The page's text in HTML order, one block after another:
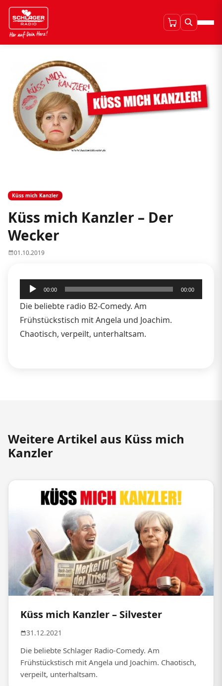
Küss mich Kanzler
Küss mich Kanzler – Der
Wecker
01.10.2019
Audio-
Player
00:00 00:00
Die beliebte radio B2-Comedy. Am
Frühstückstisch mit Angela und Joachim.
Chaotisch, verpeilt, unterhaltsam.
Weitere Artikel aus Küss mich
Kanzler
Küss mich Kanzler – Silvester
31.12.2021
Die beliebte Schlager Radio-Comedy. Am
Frühstückstisch mit Angela und Joachim. Chaotisch,
verpeilt, unterhaltsam.